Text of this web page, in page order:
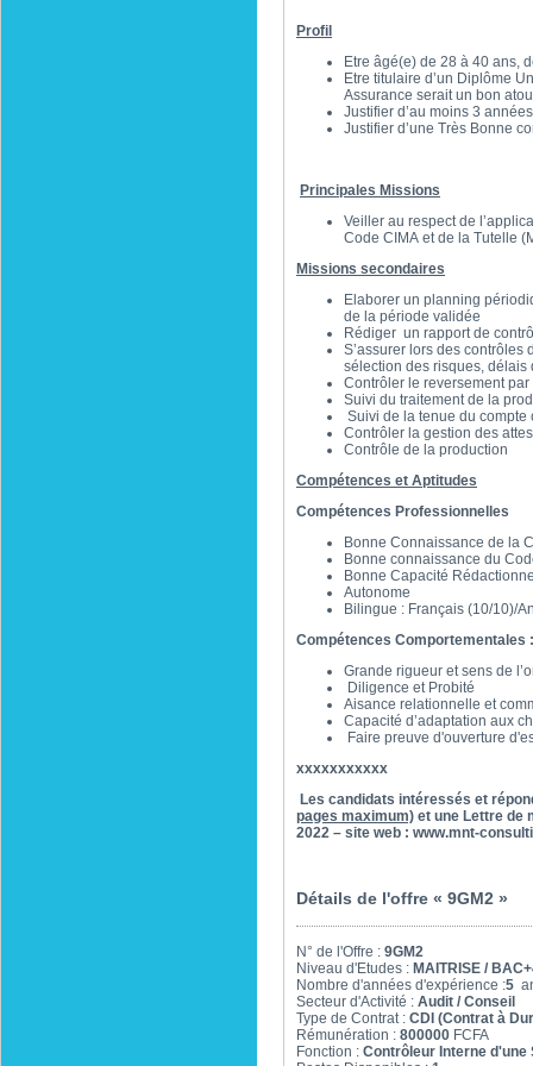
Profil
Etre âgé(e) de 28 à 40 ans,
Etre titulaire d’un Diplôme
Assurance serait un bon
Justifier d’au moins 3
Justifier d’une Très Bonne
Principales Missions
Veiller au respect de
Code CIMA et de la Tutelle
Missions secondaires
Elaborer un planning
de la période validée
Rédiger un rapport de
S’assurer lors des
sélection des risques,
Contrôler le reversement
Suivi du traitement de la
Suivi de la tenue du compte
Contrôler la gestion des
Contrôle de la production
Compétences et Aptitudes
Compétences Professionnelles
Bonne Connaissance de la
Bonne connaissance du
Bonne Capacité
Autonome
Bilingue : Français (10/10)/
Compétences Comportementales :
Grande rigueur et sens de
Diligence et Probité
Aisance relationnelle et
Capacité d’adaptation aux
Faire preuve d'ouverture
xxxxxxxxxxx
Les candidats intéressés et
pages maximum) et une Lettre de
2022 – site web : www.mnt-
Détails de l'offre « 9GM2 »
N° de l'Offre : 9GM2
Niveau d'Etudes : MAITRISE /
Nombre d'années d'expérience :5
Secteur d'Activité : Audit / Conseil
Type de Contrat : CDI (Contrat à
Rémunération : 800000 FCFA
Fonction :
Contrôleur